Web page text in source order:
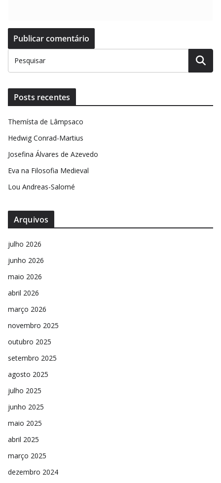
Posts recentes
Themísta de Lâmpsaco
Hedwig Conrad-Martius
Josefina Álvares de Azevedo
Eva na Filosofia Medieval
Lou Andreas-Salomé
Arquivos
julho 2026
junho 2026
maio 2026
abril 2026
março 2026
novembro 2025
outubro 2025
setembro 2025
agosto 2025
julho 2025
junho 2025
maio 2025
abril 2025
março 2025
dezembro 2024